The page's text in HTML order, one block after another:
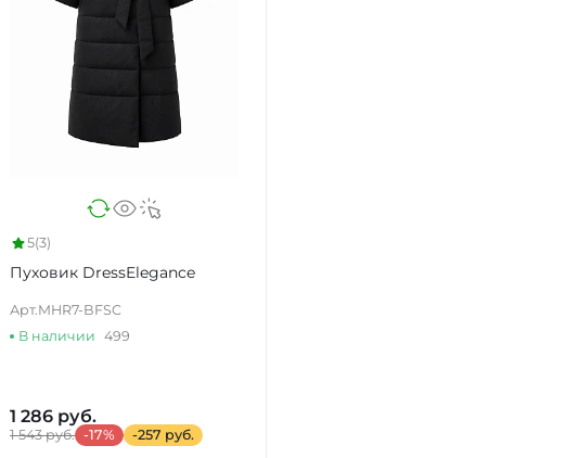
5(3)
Пуховик DressElegance
Арт.MHR7-BFSC
В наличии 499
1 286 руб.
1 543 руб. -17% -257 руб.